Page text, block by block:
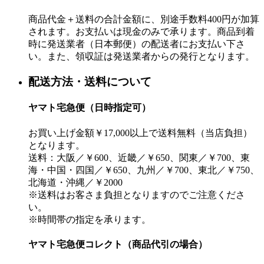
商品代金＋送料の合計金額に、別途手数料400円が加算
されます。お支払いは現金のみで承ります。商品到着
時に発送業者（日本郵便）の配送者にお支払い下さ
い。また、領収証は発送業者からの発行となります。
配送方法・送料について
ヤマト宅急便（日時指定可）
お買い上げ金額￥17,000以上で送料無料（当店負担）
となります。
送料：大阪／￥600、近畿／￥650、関東／￥700、東
海・中国・四国／￥650、九州／￥700、東北／￥750、
北海道・沖縄／￥2000
※送料はお客さま負担となりますのでご注意くださ
い。
※時間帯の指定を承ります。
ヤマト宅急便コレクト（商品代引の場合）